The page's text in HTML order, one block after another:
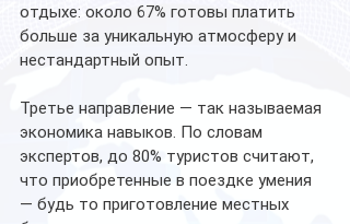
отдыхе: около 67% готовы платить
больше за уникальную атмосферу и
нестандартный опыт.
Третье направление — так называемая
экономика навыков. По словам
экспертов, до 80% туристов считают,
что приобретенные в поездке умения
— будь то приготовление местных